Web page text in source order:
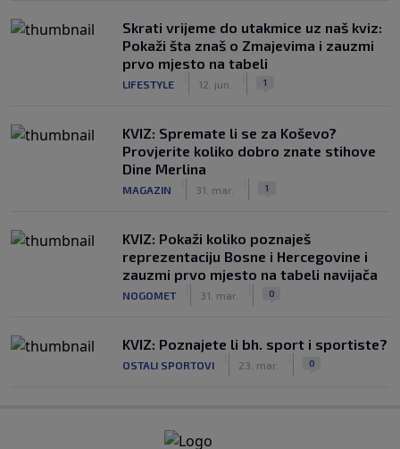
Skrati vrijeme do utakmice uz naš kviz:
Pokaži šta znaš o Zmajevima i zauzmi
prvo mjesto na tabeli
LIFESTYLE 12. jun. 1
KVIZ: Spremate li se za Koševo?
Provjerite koliko dobro znate stihove
Dine Merlina
MAGAZIN 31. mar. 1
KVIZ: Pokaži koliko poznaješ
reprezentaciju Bosne i Hercegovine i
zauzmi prvo mjesto na tabeli navijača
NOGOMET 31. mar. 0
KVIZ: Poznajete li bh. sport i sportiste?
OSTALI SPORTOVI 23. mar. 0